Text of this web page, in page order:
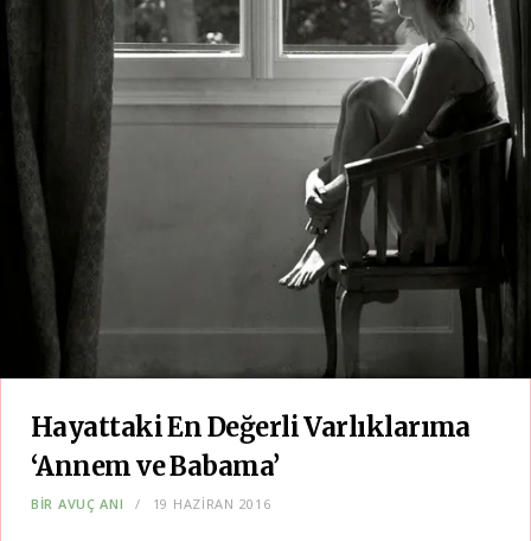
Hayattaki En Değerli Varlıklarıma
‘Annem ve Babama’
BIR AVUÇ ANI 19 HAZIRAN 2016